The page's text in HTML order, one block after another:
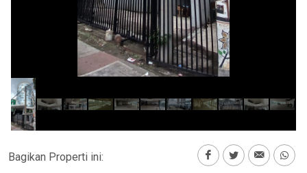
Bagikan Properti ini: